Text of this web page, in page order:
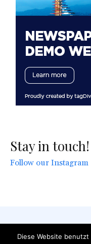
Stay in touch!
Follow our Instagram
AGB
Diese Website